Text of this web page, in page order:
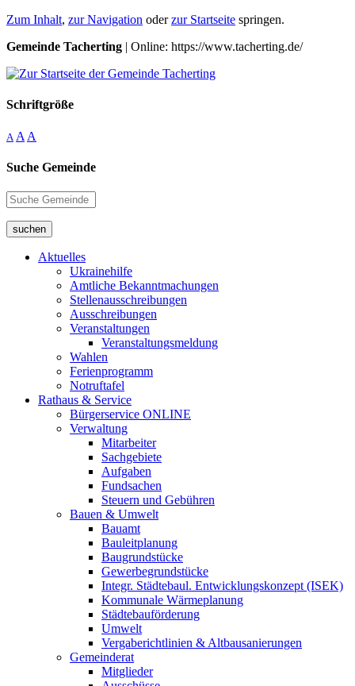
Zum Inhalt, zur Navigation oderzur Startseite springen.
Gemeinde Tacherting | Online: https://www.tacherting.de/
Schriftgröße
A A A
Suche Gemeinde
suchen
Aktuelles
Ukrainehilfe
Amtliche Bekanntmachungen
Stellenausschreibungen
Ausschreibungen
Veranstaltungen
Veranstaltungsmeldung
Wahlen
Ferienprogramm
Notruftafel
Rathaus & Service
Bürgerservice ONLINE
Verwaltung
Mitarbeiter
Sachgebiete
Aufgaben
Fundsachen
Steuern und Gebühren
Bauen & Umwelt
Bauamt
Bauleitplanung
Baugrundstücke
Gewerbegrundstücke
Integr. Städtebaul. Entwicklungskonzept (ISEK)
Kommunale Wärmeplanung
Städtebauförderung
Umwelt
Vergaberichtlinien & Altbausanierungen
Gemeinderat
Mitglieder